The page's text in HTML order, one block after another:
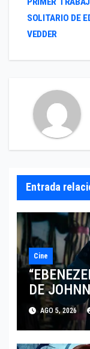
de
entradas
SOLITARIO DE
VEDDER
Entrada
Cine
DE
TRAS SU
AGO 5, 2026